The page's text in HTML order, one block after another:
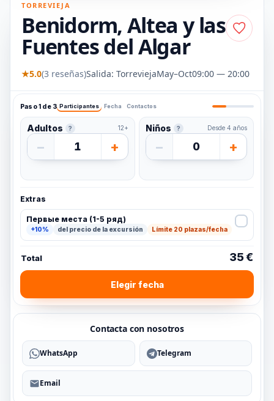
TORREVIEJA
Benidorm, Altea y las
Fuentes del Algar
★5.0(3 reseñas)Salida: TorreviejaMay–Oct09:00 — 20:00
Paso 1 de 3 Participantes Fecha Contactos
Adultos ? 12+
− 1 +
Niños ? Desde 4 años
− 0 +
Extras
Первые места (1-5 ряд)
+10% del precio de la excursión Límite 20 plazas/fecha
Total 35 €
Elegir fecha
Contacta con nosotros
WhatsApp Telegram
Email